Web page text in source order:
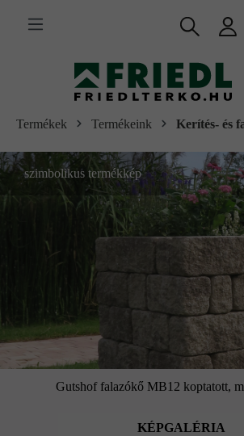
tartalomra
Termékek Termékeink Kerítés- és
Gutshof falazókő MB12 koptatott,
szimbolikus termékkép
KÉPGALÉRIA